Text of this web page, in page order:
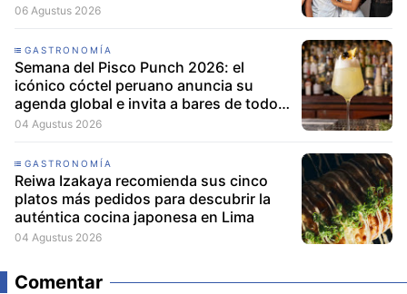
06 Agustus 2026
GASTRONOMÍA
Semana del Pisco Punch 2026: el
icónico cóctel peruano anuncia su
agenda global e invita a bares de todo
el mundo a participar
04 Agustus 2026
GASTRONOMÍA
Reiwa Izakaya recomienda sus cinco
platos más pedidos para descubrir la
auténtica cocina japonesa en Lima
04 Agustus 2026
Comentar